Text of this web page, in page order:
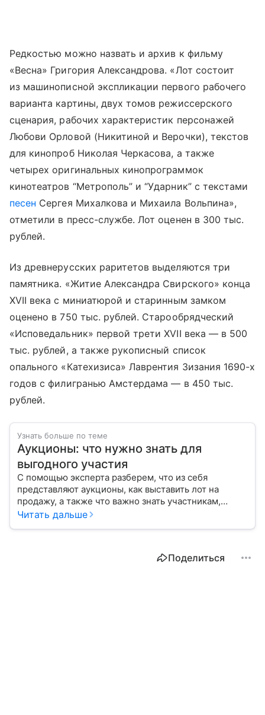
Редкостью можно назвать и архив к фильму
«Весна» Григория Александрова. «Лот состоит
из машинописной экспликации первого рабочего
варианта картины, двух томов режиссерского
сценария, рабочих характеристик персонажей
Любови Орловой (Никитиной и Верочки), текстов
для кинопроб Николая Черкасова, а также
четырех оригинальных кинопрограммок
кинотеатров “Метрополь” и “Ударник” с текстами
песен Сергея Михалкова и Михаила Вольпина»,
отметили в пресс-службе. Лот оценен в 300 тыс.
рублей.
Из древнерусских раритетов выделяются три
памятника. «Житие Александра Свирского» конца
XVII века с миниатюрой и старинным замком
оценено в 750 тыс. рублей. Старообрядческий
«Исповедальник» первой трети XVII века — в 500
тыс. рублей, а также рукописный список
опального «Катехизиса» Лаврентия Зизания 1690-х
годов с филигранью Амстердама — в 450 тыс.
рублей.
Узнать больше по теме
Аукционы: что нужно знать для
выгодного участия
С помощью эксперта разберем, что из себя
представляют аукционы, как выставить лот на
продажу, а также что важно знать участникам,
чтобы повысить шансы на победу.
Читать дальше
Поделиться